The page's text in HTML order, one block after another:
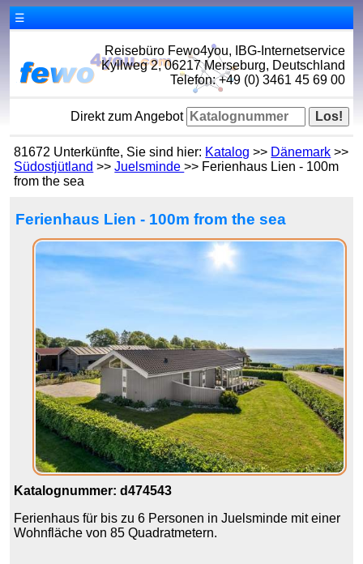
☰
Reisebüro Fewo4you, IBG-Internetservice
Kyllweg 2, 06217 Merseburg, Deutschland
Telefon: +49 (0) 3461 45 69 00
Direkt zum Angebot
81672 Unterkünfte, Sie sind hier: Katalog >> Dänemark >>
Südostjütland >>Juelsminde>> Ferienhaus Lien - 100m
from the sea
Ferienhaus Lien - 100m from the sea
Katalognummer: d474543
Ferienhaus für bis zu 6 Personen in Juelsminde mit einer
Wohnfläche von 85 Quadratmetern.